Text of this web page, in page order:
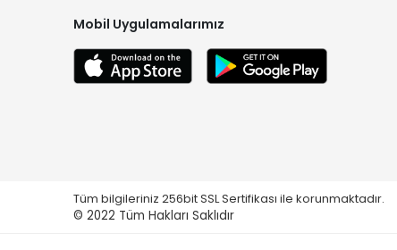
Mobil Uygulamalarımız
Tüm bilgileriniz 256bit SSL Sertifikası ile korunmaktadır.
© 2022 Tüm Hakları Saklıdır